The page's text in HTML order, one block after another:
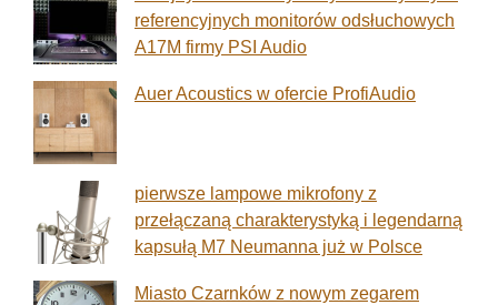
referencyjnych monitorów odsłuchowych
A17M firmy PSI Audio
Auer Acoustics w ofercie ProfiAudio
pierwsze lampowe mikrofony z
przełączaną charakterystyką i legendarną
kapsułą M7 Neumanna już w Polsce
Miasto Czarnków z nowym zegarem